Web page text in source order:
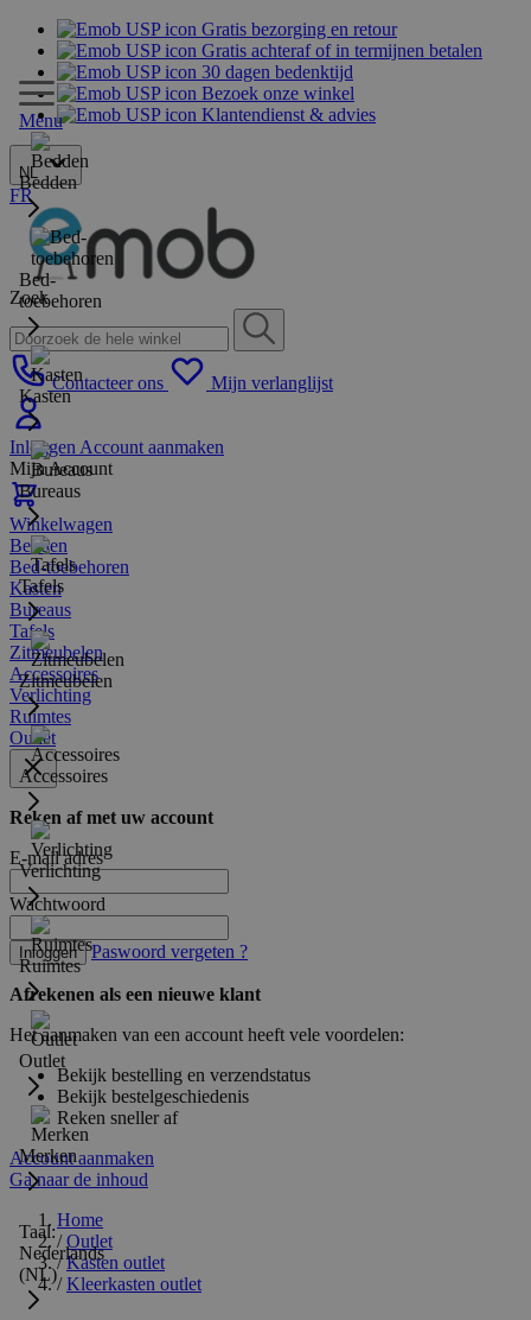
Gratis bezorging en retour
Gratis achteraf of in termijnen betalen
30 dagen bedenktijd
Bezoek onze winkel
Klantendienst & advies
NL
FR
Zoek
Contacteer ons Mijn verlanglijst
Inloggen Account aanmaken
Mijn Account
Winkelwagen
Menu
Bedden
Bed-
toebehoren
Kasten
Bureaus
Tafels
Zitmeubelen
Accessoires
Verlichting
Ruimtes
Outlet
Merken
Taal:
Nederlands
(NL)
Bedden
Bed-toebehoren
Kasten
Bureaus
Tafels
Zitmeubelen
Accessoires
Verlichting
Ruimtes
Outlet
Reken af met uw account
E-mail adres
Wachtwoord
Inloggen Paswoord vergeten ?
Afrekenen als een nieuwe klant
Het aanmaken van een account heeft vele voordelen:
Bekijk bestelling en verzendstatus
Bekijk bestelgeschiedenis
Reken sneller af
Account aanmaken
Ga naar de inhoud
Home
/ Outlet
/ Kasten outlet
/ Kleerkasten outlet